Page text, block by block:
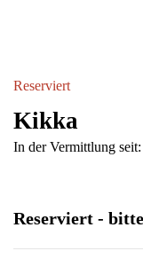
Reserviert
Kikka
In der Vermittlung
Reserviert -